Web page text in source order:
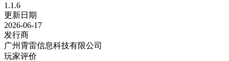
1.1.6
更新日期
2026-06-17
发行商
广州霄雷信息科技有限公司
玩家评价